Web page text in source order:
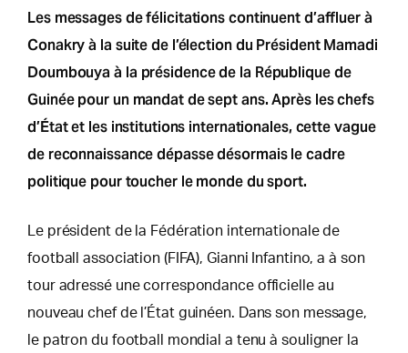
Les messages de félicitations continuent d’affluer à
Conakry à la suite de l’élection du Président Mamadi
Doumbouya à la présidence de la République de
Guinée pour un mandat de sept ans. Après les chefs
d’État et les institutions internationales, cette vague
de reconnaissance dépasse désormais le cadre
politique pour toucher le monde du sport.
Le président de la Fédération internationale de
football association (FIFA), Gianni Infantino, a à son
tour adressé une correspondance officielle au
nouveau chef de l’État guinéen. Dans son message,
le patron du football mondial a tenu à souligner la